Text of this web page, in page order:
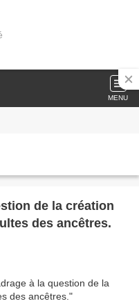
MENU
de la création
des ancêtres.